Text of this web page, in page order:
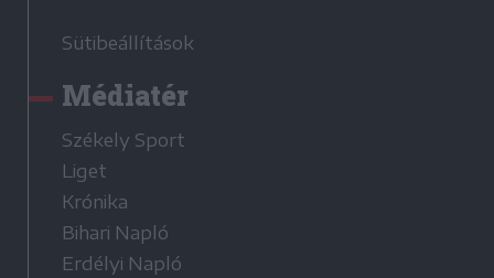
Sütibeállítások
Médiatér
Székely Sport
Liget
Krónika
Bihari Napló
Erdélyi Napló